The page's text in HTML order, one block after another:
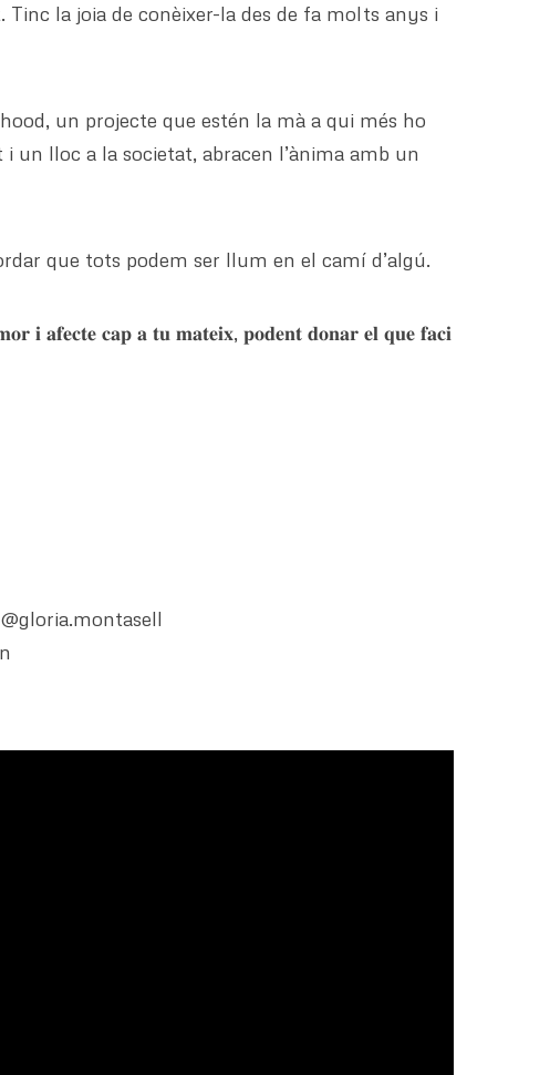
la joia de conèixer-la des de fa molts anys i
un projecte que estén la mà a qui més ho
un lloc a la societat, abracen l’ànima amb un
que tots podem ser llum en el camí d’algú.
𝐢 𝐚𝐟𝐞𝐜𝐭𝐞 𝐜𝐚𝐩 𝐚 𝐭𝐮 𝐦𝐚𝐭𝐞𝐢𝐱, 𝐩𝐨𝐝𝐞𝐧𝐭 𝐝𝐨𝐧𝐚𝐫 𝐞𝐥 𝐪𝐮𝐞 𝐟𝐚𝐜𝐢